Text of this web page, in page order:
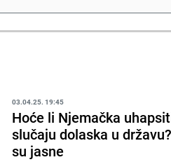
03.04.25. 19:45
Hoće li Njemačka
slučaju dolaska u
su jasne